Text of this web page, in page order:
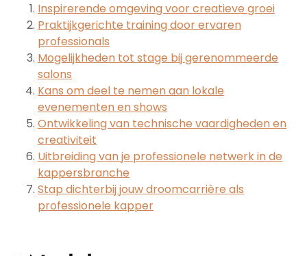
Inspirerende omgeving voor creatieve groei
Praktijkgerichte training door ervaren
professionals
Mogelijkheden tot stage bij gerenommeerde
salons
Kans om deel te nemen aan lokale
evenementen en shows
Ontwikkeling van technische vaardigheden en
creativiteit
Uitbreiding van je professionele netwerk in de
kappersbranche
Stap dichterbij jouw droomcarrière als
professionele kapper